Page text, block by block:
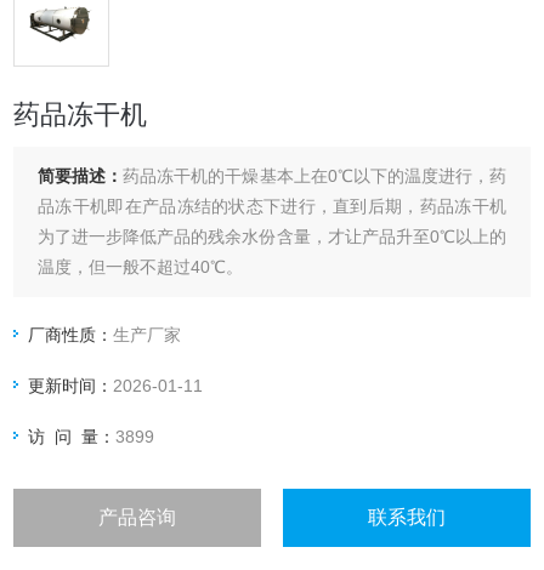
药品冻干机
简要描述：药品冻干机的干燥基本上在0℃以下的温度进行，药
品冻干机即在产品冻结的状态下进行，直到后期，药品冻干机
为了进一步降低产品的残余水份含量，才让产品升至0℃以上的
温度，但一般不超过40℃。
厂商性质：生产厂家
更新时间： 2026-01-11
访 问 量：3899
产品咨询 联系我们